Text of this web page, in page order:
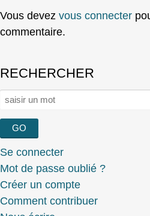
Vous devez vous connecter
commentaire.
RECHERCHER
Rechercher :
Se connecter
Mot de passe oublié ?
Créer un compte
Comment contribuer